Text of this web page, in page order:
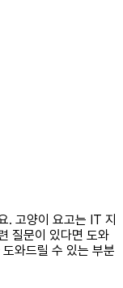
. 고양이 요고는 IT 지
질문이 있다면 도와
와드릴 수 있는 부분